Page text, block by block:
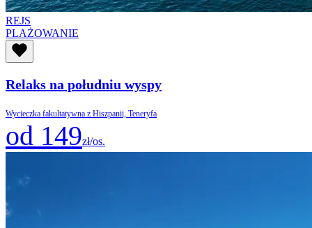
REJS
PLAŻOWANIE
Relaks na południu wyspy
Wycieczka fakultatywna z Hiszpanii, Teneryfa
od 149zł/os.